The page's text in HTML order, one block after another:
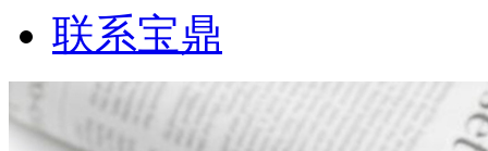
联系宝鼎